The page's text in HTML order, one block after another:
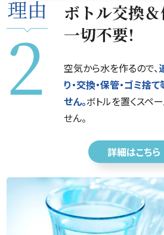
ボトル交換＆
一切不要!
空気から水を作るので、
り・交換・保管・ゴミ捨
せん。ボトルを置くスペ
せん。
詳細はこちら